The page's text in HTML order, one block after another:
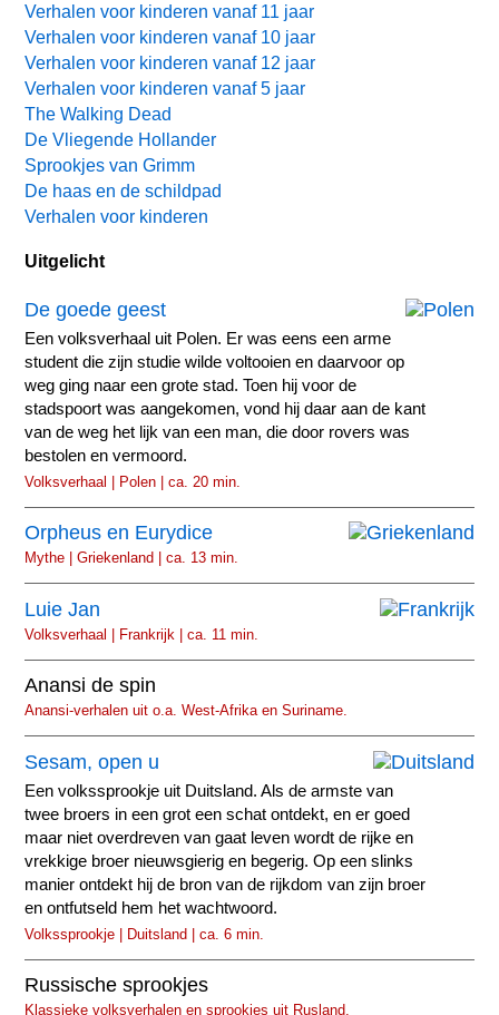
Verhalen voor kinderen vanaf 11 jaar
Verhalen voor kinderen vanaf 10 jaar
Verhalen voor kinderen vanaf 12 jaar
Verhalen voor kinderen vanaf 5 jaar
The Walking Dead
De Vliegende Hollander
Sprookjes van Grimm
De haas en de schildpad
Verhalen voor kinderen
Uitgelicht
De goede geest
Een volksverhaal uit Polen. Er was eens een arme
student die zijn studie wilde voltooien en daarvoor op
weg ging naar een grote stad. Toen hij voor de
stadspoort was aangekomen, vond hij daar aan de kant
van de weg het lijk van een man, die door rovers was
bestolen en vermoord.
Volksverhaal | Polen | ca. 20 min.
Orpheus en Eurydice
Mythe | Griekenland | ca. 13 min.
Luie Jan
Volksverhaal | Frankrijk | ca. 11 min.
Anansi de spin
Anansi-verhalen uit o.a. West-Afrika en Suriname.
Sesam, open u
Een volkssprookje uit Duitsland. Als de armste van
twee broers in een grot een schat ontdekt, en er goed
maar niet overdreven van gaat leven wordt de rijke en
vrekkige broer nieuwsgierig en begerig. Op een slinks
manier ontdekt hij de bron van de rijkdom van zijn broer
en ontfutseld hem het wachtwoord.
Volkssprookje | Duitsland | ca. 6 min.
Russische sprookjes
Klassieke volksverhalen en sprookjes uit Rusland.